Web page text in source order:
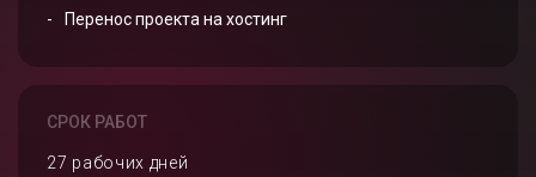
Перенос проекта на хостинг
СРОК РАБОТ
27 рабочих дней